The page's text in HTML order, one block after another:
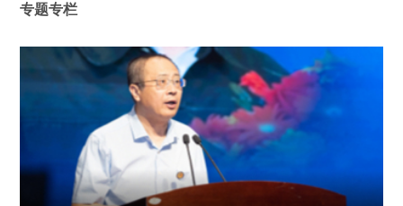
专题专栏